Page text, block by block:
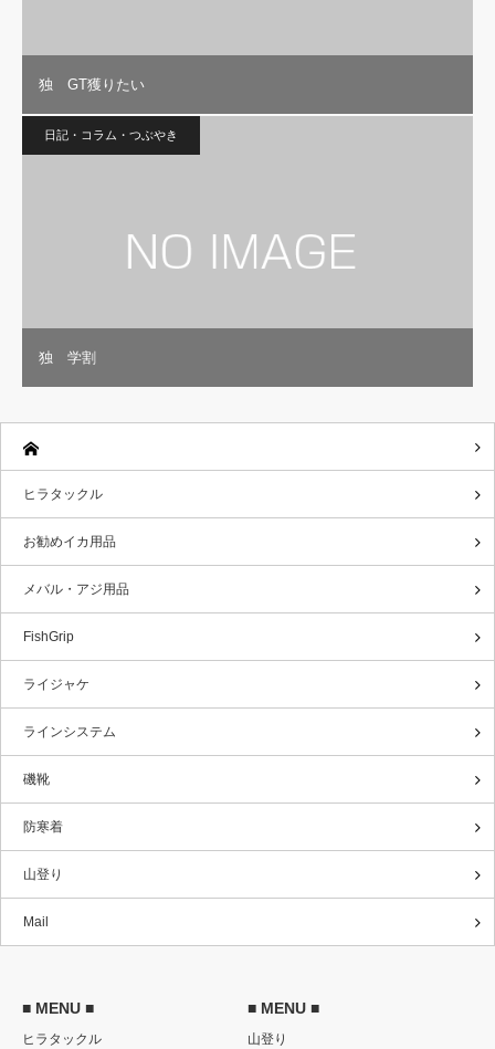
独 GT獲りたい
日記・コラム・つぶやき
独 学割
ヒラタックル
お勧めイカ用品
メバル・アジ用品
FishGrip
ライジャケ
ラインシステム
磯靴
防寒着
山登り
Mail
■ MENU ■
ヒラタックル
■ MENU ■
山登り